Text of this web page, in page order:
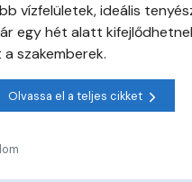
vízfelületek, ideális
egy hét alatt
szakemberek.
Olvassa el a teljes cikket